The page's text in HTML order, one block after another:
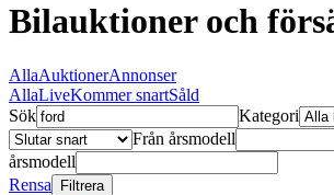
Bilauktioner och
AllaAuktionerAnnonser
AllaLiveKommer snartSåld
Sök
Kategori
Från årsmodell
årsmodell
Rensa
Filtrera